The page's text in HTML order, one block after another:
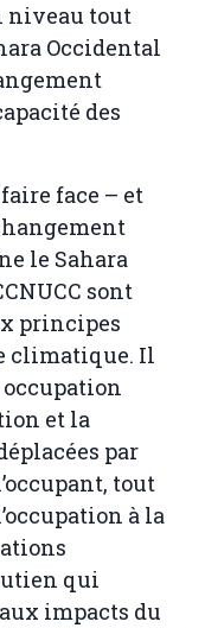
niveau tout
Occidental
des
faire face – et
le Sahara
sont
principes
climatique. Il
occupation
et la
par
tout
à la
qui
impacts du